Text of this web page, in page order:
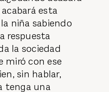
esta
niña sabiendo
respuesta
la sociedad
miró con ese
sin hablar,
tenga una